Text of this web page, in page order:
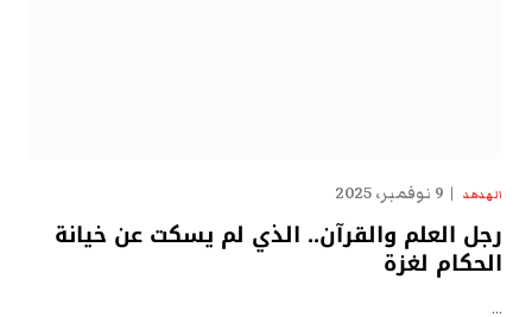
الهدهد 9 نوفمبر، 2025
رجل العلم والقرآن.. الذي لم يسكت عن خيانة
الحكام لغزة
…